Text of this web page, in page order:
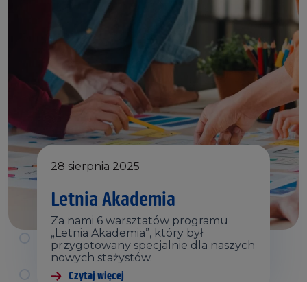
28 sierpnia 2025
Letnia Akademia
Za nami 6 warsztatów programu
„Letnia Akademia”, który był
przygotowany specjalnie dla naszych
nowych stażystów.
Czytaj więcej